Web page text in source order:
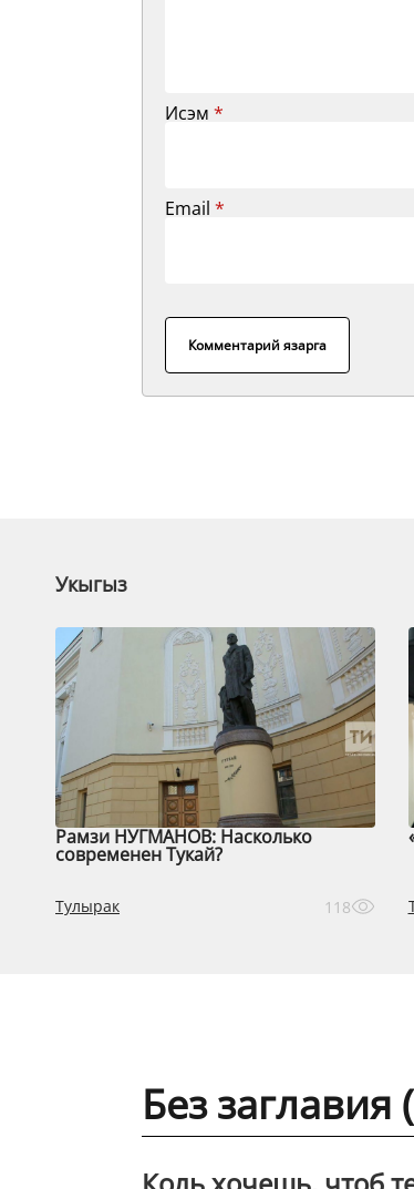
Исэм *
Email *
Комментарий язарга
Укыгыз
Рамзи НУГМАНОВ: Насколько
современен Тукай?
Тулырак 118
Без